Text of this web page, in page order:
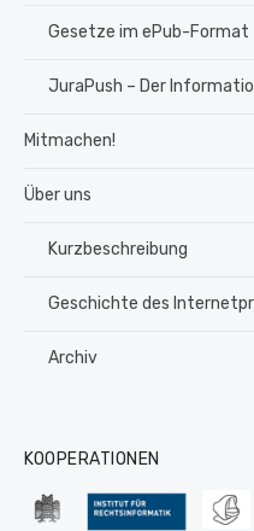
Gesetze im ePub-Format
JuraPush – Der
Mitmachen!
Über uns
Kurzbeschreibung
Geschichte des
Archiv
KOOPERATIONEN